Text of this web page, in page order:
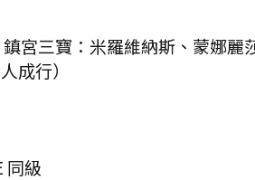
宮三寶：米羅維納斯、蒙娜
成行）
同級